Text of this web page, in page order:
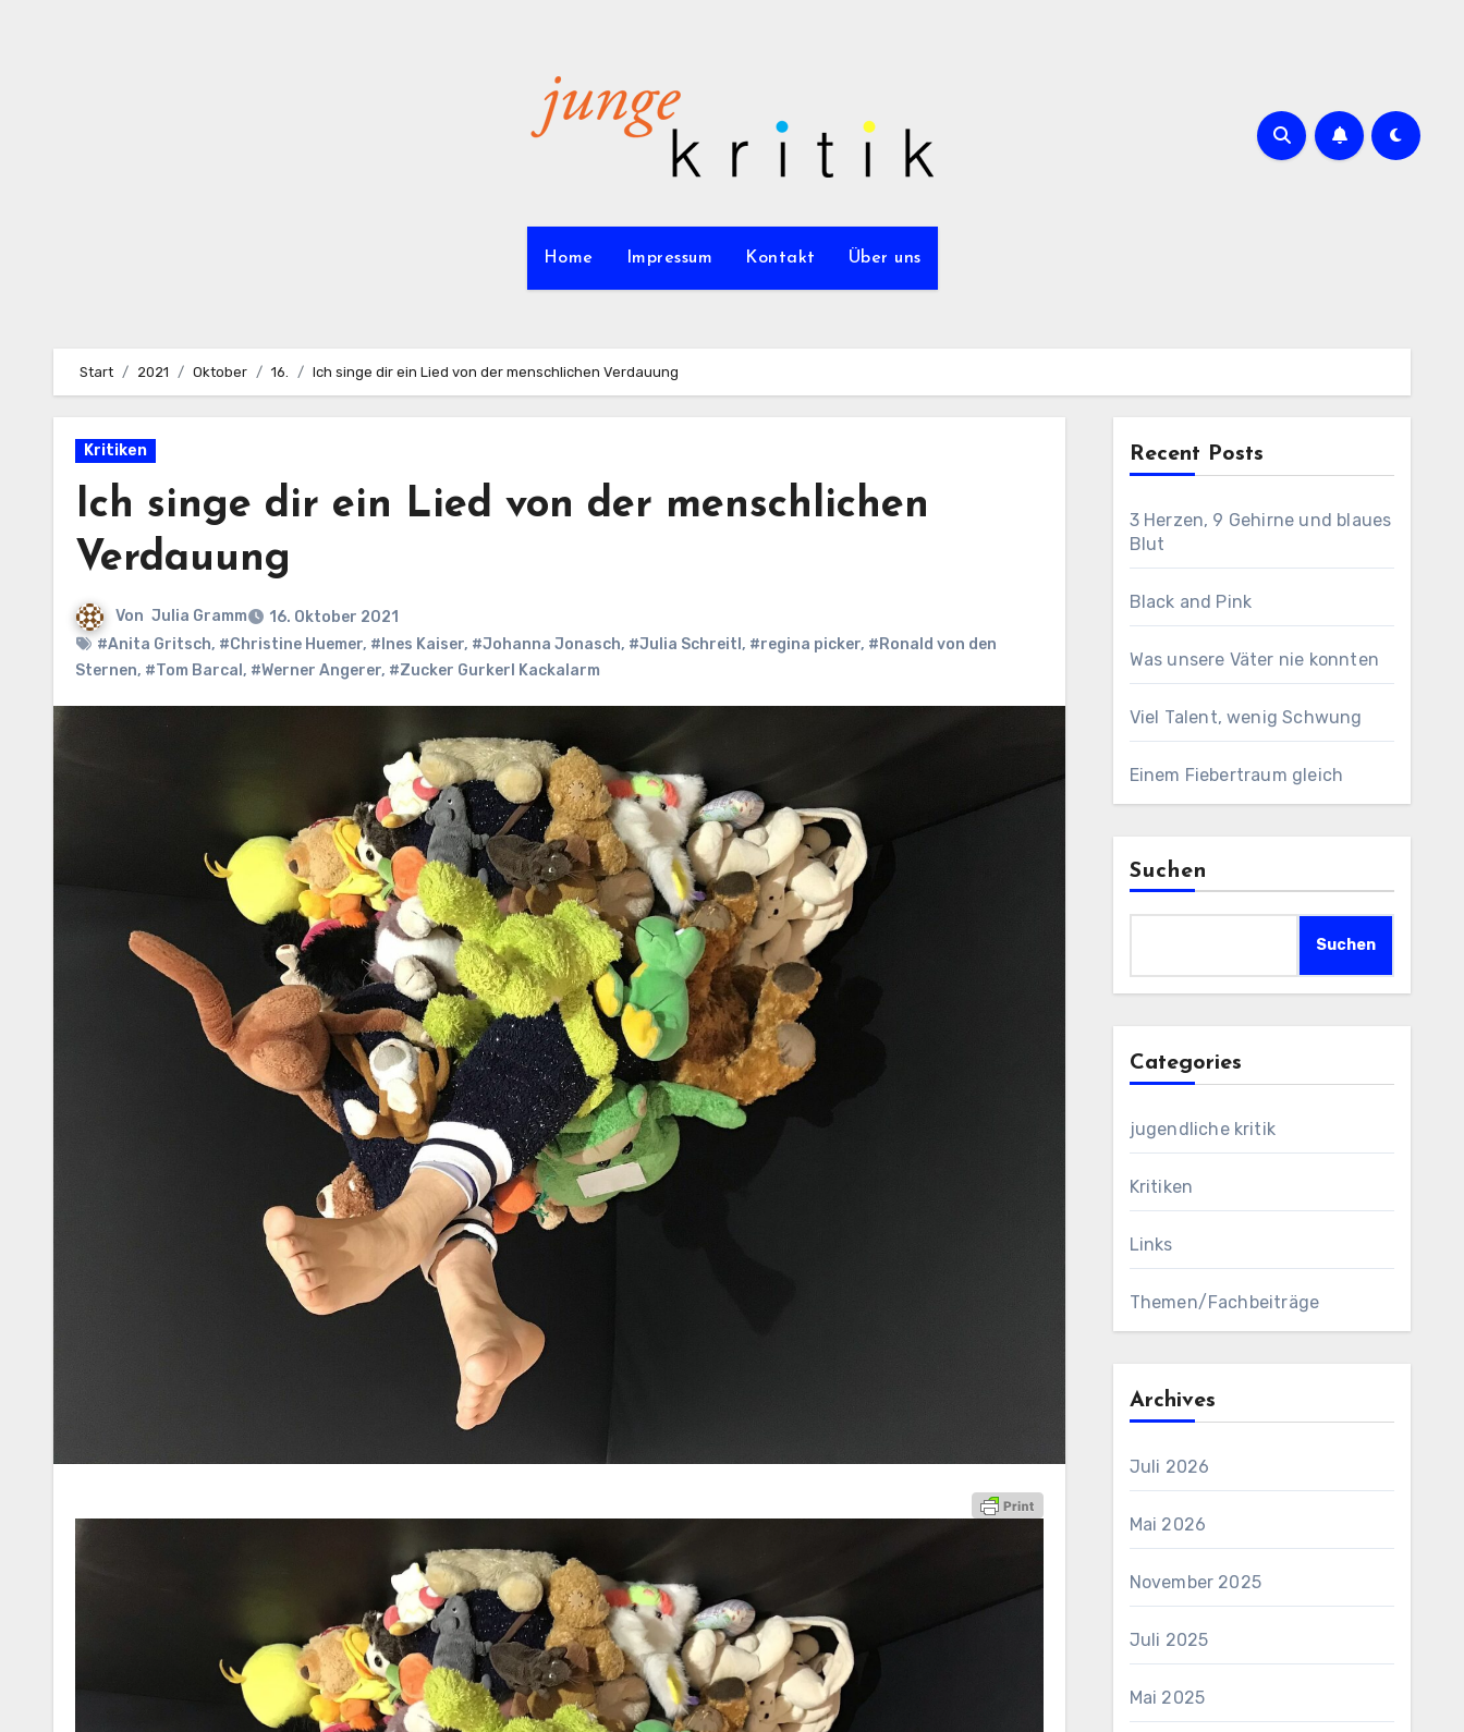
Home Impressum Kontakt Über uns
Start 2021 Oktober 16. Ich singe dir ein Lied von der menschlichen Verdauung
Kritiken
Ich singe dir ein Lied von der menschlichen
Verdauung
Von Julia Gramm
16. Oktober 2021
#Anita Gritsch, #Christine Huemer, #Ines Kaiser, #Johanna Jonasch, #Julia Schreitl , #regina picker, #Ronald von den
Sternen, #Tom Barcal , #Werner Angerer, #Zucker Gurkerl Kackalarm
Recent Posts
3 Herzen, 9 Gehirne und blaues
Blut
Black and Pink
Was unsere Väter nie konnten
Viel Talent, wenig Schwung
Einem Fiebertraum gleich
Suchen
Suchen
Categories
jugendliche kritik
Kritiken
Links
Themen/Fachbeiträge
Archives
Juli 2026
Mai 2026
November 2025
Juli 2025
Mai 2025